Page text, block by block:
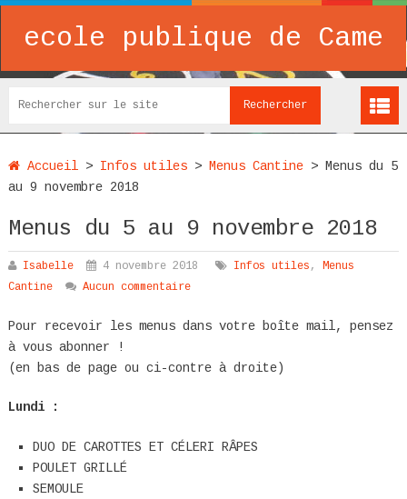
ecole publique de Came
Accueil> Infos utiles> Menus Cantine>
Menus du 5
au 9 novembre 2018
Menus du 5 au 9 novembre 2018
Isabelle 4 novembre 2018 Infos utiles , Menus
Cantine
Aucun commentaire
Pour recevoir les menus dans votre boîte mail, pensez
à vous abonner !
(en bas de page ou ci-contre à droite)
Lundi :
DUO DE CAROTTES ET CÉLERI RÂPES
POULET GRILLÉ
SEMOULE